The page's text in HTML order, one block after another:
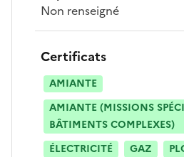
Non renseigné
Certificats
AMIANTE
AMIANTE (MISSIONS
BÂTIMENTS COMPLEXES)
ÉLECTRICITÉ
GAZ